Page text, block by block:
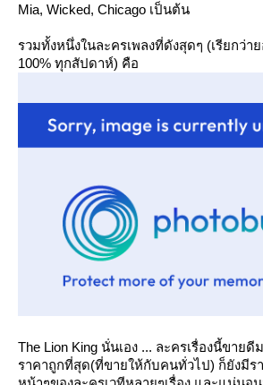
Mia, Wicked, Chicago เป็นต้น
รวมทั้งหนึ่งในละครเพลงที่ดังสุดๆ (เรียกว่า
100% ทุกสัปดาห์) คือ
The Lion King นั่นเอง ... ละครเรื่องนี้ขาย
ราคาถูกที่สุด(ที่ขายให้กับคนทั่วไป) ก็ยังมีร